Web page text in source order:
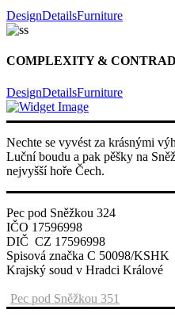
DesignDetailsFurniture
COMPLEXITY &
DesignDetailsFurniture
Nechte se vyvést za krásnými
Luční boudu a pak pěšky na
nejvyšší hoře Čech.
Pec pod Sněžkou 324
IČO 17596998
DIČ CZ 17596998
Spisová značka C 50098/KSHK
Krajský soud v Hradci Králové
Pec pod Sněžkou 351